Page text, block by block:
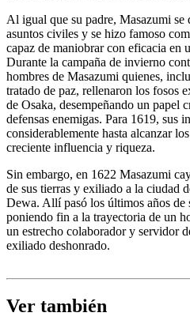
Al igual que su padre, Masazumi se
asuntos civiles y se hizo famoso
capaz de maniobrar con eficacia en
Durante la campaña de invierno
hombres de Masazumi quienes,
tratado de paz, rellenaron los fosos
de Osaka, desempeñando un papel
defensas enemigas. Para 1619, sus
considerablemente hasta alcanzar
creciente influencia y riqueza.
Sin embargo, en 1622 Masazumi
de sus tierras y exiliado a la ciudad
Dewa. Allí pasó los últimos años
poniendo fin a la trayectoria de un
un estrecho colaborador y servidor
exiliado deshonrado.
Ver también